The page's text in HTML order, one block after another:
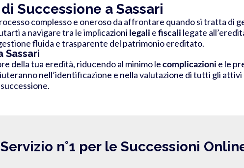
Successione a Sassari
complesso e oneroso da affrontare quando si tratta di
a navigare tra le implicazioni legali efiscali legate
fluida e trasparente del patrimonio ereditato.
Sassari
della tua eredità, riducendo al minimo lecomplicazioni e le
nell’identificazione e nella valutazione di tutti gli
n°1 per le Successioni